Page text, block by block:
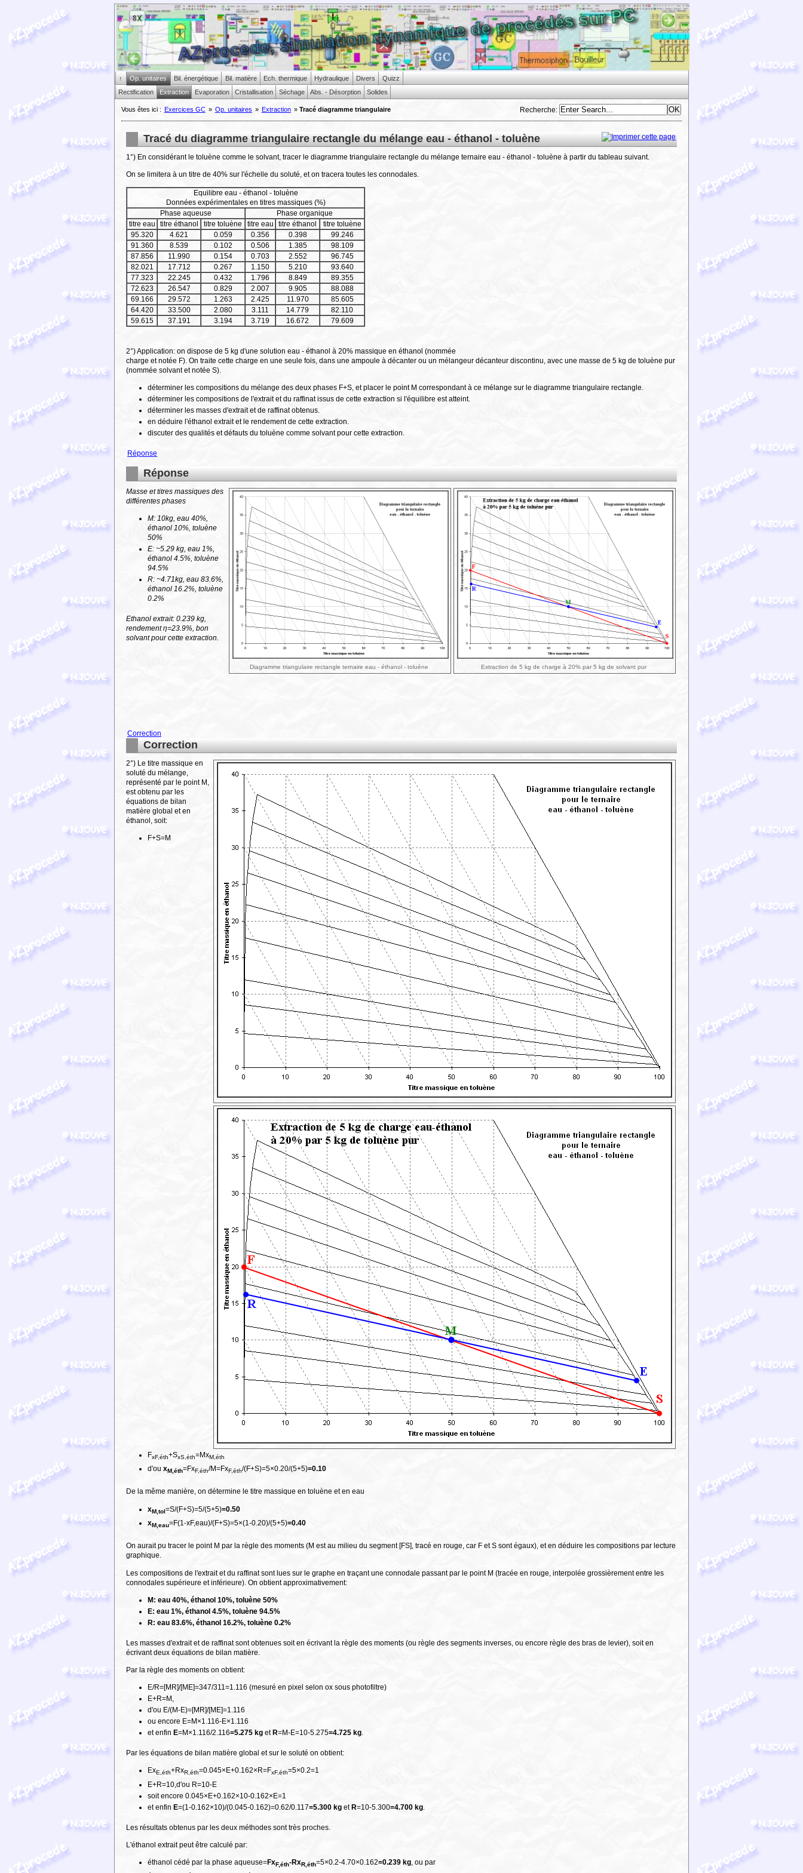
↑ Op. unitaires Bil. énergétique Bil. matière Ech. thermique Hydraulique Divers
Quizz
Rectification
Extraction Evaporation Cristallisation Séchage Abs. - Désorption Solides
Recherche:
Vous êtes ici : Exercices GC » Op. unitaires » Extraction » Tracé diagramme triangulaire
Tracé du diagramme triangulaire rectangle du mélange eau - éthanol - toluène
1°) En considérant le toluène comme le solvant, tracer le diagramme triangulaire rectangle du mélange ternaire eau - éthanol - toluène à partir du tableau suivant.
On se limitera à un titre de 40% sur l'échelle du soluté, et on tracera toutes les connodales.
Equilibre eau - éthanol - toluène
Données expérimentales en titres massiques (%)
Phase aqueuse
Phase organique
titre eau
titre éthanol titre toluène titre eau titre éthanol
titre toluène
95.320
4.621 0.059 0.356 0.398
99.246
91.360
8.539 0.102 0.506 1.385
98.109
87.856
11.990 0.154 0.703 2.552
96.745
82.021
17.712 0.267 1.150 5.210
93.640
77.323
22.245 0.432 1.796 8.849
89.355
72.623
26.547 0.829 2.007 9.905
88.088
69.166
29.572 1.263 2.425 11.970
85.605
64.420
33.500 2.080 3.111 14.779
82.110
59.615
37.191 3.194 3.719 16.672 79.609
2°) Application: on dispose de 5 kg d'une solution eau - éthanol à 20% massique en éthanol (nommée
charge et notée F). On traite cette charge en une seule fois, dans une ampoule à décanter ou un mélangeur décanteur discontinu, avec une masse de 5 kg de toluène pur
(nommée solvant et notée S).
déterminer les compositions du mélange des deux phases F+S, et placer le point M correspondant à ce mélange sur le diagramme triangulaire rectangle.
déterminer les compositions de l'extrait et du raffinat issus de cette extraction si l'équilibre est atteint.
déterminer les masses d'extrait et de raffinat obtenus.
en déduire l'éthanol extrait et le rendement de cette extraction.
discuter des qualités et défauts du toluène comme solvant pour cette extraction.
Réponse
Réponse
Extraction de 5 kg de charge à 20% par 5 kg de solvant pur
Diagramme triangulaire rectangle ternaire eau - éthanol - toluène
Masse et titres massiques des
différentes phases
M: 10kg, eau 40%,
éthanol 10%, toluène
50%
E: ~5.29 kg, eau 1%,
éthanol 4.5%, toluène
94.5%
R: ~4.71kg, eau 83.6%,
éthanol 16.2%, toluène
0.2%
Ethanol extrait: 0.239 kg,
rendement η=23.9%, bon
solvant pour cette extraction.
Correction
Correction
2°) Le titre massique en
soluté du mélange,
représenté par le point M,
est obtenu par les
équations de bilan
matière global et en
éthanol, soit:
F+S=M
FxF,éth+SxS,éth=MxM,éth
d'ouxM,éth=FxF,éth/M=FxF,éth/(F+S)=5×0.20/(5+5)=0.10
De la même manière, on détermine le titre massique en toluène et en eau
xM,tol=S/(F+S)=5/(5+5)=0.50
xM,eau=F(1-xF,eau)/(F+S)=5×(1-0.20)/(5+5)=0.40
On aurait pu tracer le point M par la règle des moments (M est au milieu du segment [FS], tracé en rouge, car F et S sont égaux), et en déduire les compositions par lecture
graphique.
Les compositions de l'extrait et du raffinat sont lues sur le graphe en traçant une connodale passant par le point M (tracée en rouge, interpolée grossièrement entre les
connodales supérieure et inférieure). On obtient approximativement:
M: eau 40%, éthanol 10%, toluène 50%
E: eau 1%, éthanol 4.5%, toluène 94.5%
R: eau 83.6%, éthanol 16.2%, toluène 0.2%
Les masses d'extrait et de raffinat sont obtenues soit en écrivant la règle des moments (ou règle des segments inverses, ou encore règle des bras de levier), soit en
écrivant deux équations de bilan matière.
Par la règle des moments on obtient:
E/R=[MR]/[ME]=347/311=1.116 (mesuré en pixel selon ox sous photofiltre)
E+R=M,
d'ou E/(M-E)=[MR]/[ME]=1.116
ou encore E=M×1.116-E×1.116
et enfin E=M×1.116/2.116=5.275 kg et R=M-E=10-5.275=4.725 kg.
Par les équations de bilan matière global et sur le soluté on obtient:
ExE,éth+RxR,éth=0.045×E+0.162×R=FxF,éth=5×0.2=1
E+R=10,d'ou R=10-E
soit encore 0.045×E+0.162×10-0.162×E=1
et enfinE=(1-0.162×10)/(0.045-0.162)=0.62/0.117=5.300 kg etR=10-5.300=4.700 kg
Les résultats obtenus par les deux méthodes sont très proches.
L'éthanol extrait peut être calculé par:
éthanol cédé par la phase aqueuse=FxF,éth-RxR,éth=5×0.2-4.70×0.162=0.239 kg, ou par